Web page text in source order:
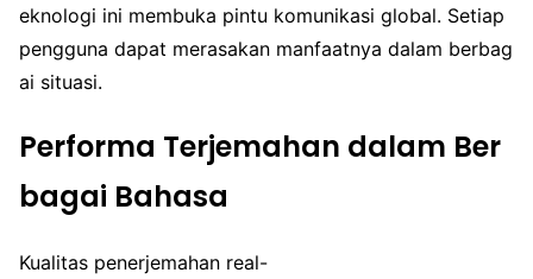
eknologi ini membuka pintu komunikasi global. Setiap
pengguna dapat merasakan manfaatnya dalam berbag
ai situasi.
Performa Terjemahan dalam Ber
bagai Bahasa
Kualitas penerjemahan real-